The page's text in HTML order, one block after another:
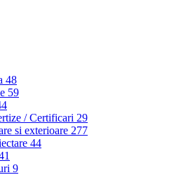
48
59
/ Certificari 29
si exterioare 277
44
9